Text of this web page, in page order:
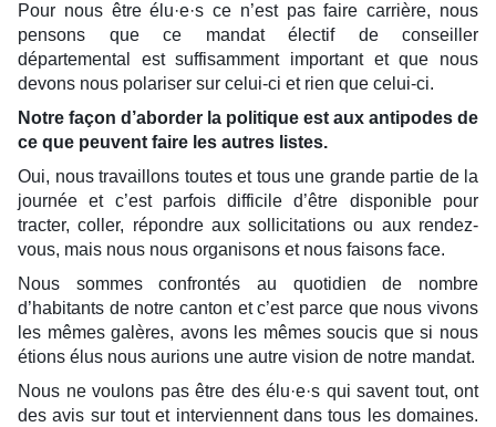
Pour nous être élu·e·s ce n’est pas faire carrière, nous
pensons que ce mandat électif de conseiller
départemental est suffisamment important et que nous
devons nous polariser sur celui-ci et rien que celui-ci.
Notre façon d’aborder la politique est aux antipodes de
ce que peuvent faire les autres listes.
Oui, nous travaillons toutes et tous une grande partie de la
journée et c’est parfois difficile d’être disponible pour
tracter, coller, répondre aux sollicitations ou aux rendez-
vous, mais nous nous organisons et nous faisons face.
Nous sommes confrontés au quotidien de nombre
d’habitants de notre canton et c’est parce que nous vivons
les mêmes galères, avons les mêmes soucis que si nous
étions élus nous aurions une autre vision de notre mandat.
Nous ne voulons pas être des élu·e·s qui savent tout, ont
des avis sur tout et interviennent dans tous les domaines.